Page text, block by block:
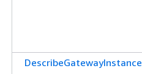
DescribeGatewayInstance